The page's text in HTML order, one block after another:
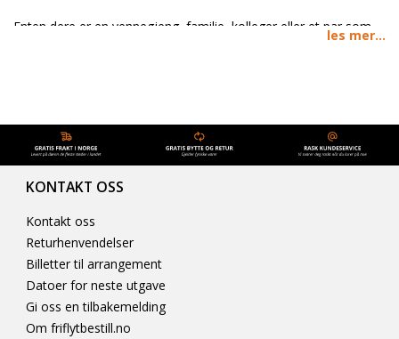
Enten dere er en vennegjeng, familie, kolleger eller et par som
vil på et lite eventyr, legger guiden opp turen etter deres nivå,
Hvorfor velge egen guide?
Skreddersydd opplegg:Rute, tempo og ambisjonsnivå
Maks fleksibilitet:
dere i samråd med guiden.
for vurderinger, sikkerhet og snøforhold.
Mer læring og mestring:
teknikkveiledning underveis.
Større opplevelse:Oppdag nye fjell, gode forhold og
skjulte perler dere ikke ville funnet alene.
les mer...
KONTAKT OSS
Kontakt oss
Returhenvendelser
Billetter til arrangement
Datoer for neste utgave
Gi oss en tilbakemelding
Om friflytbestill.no